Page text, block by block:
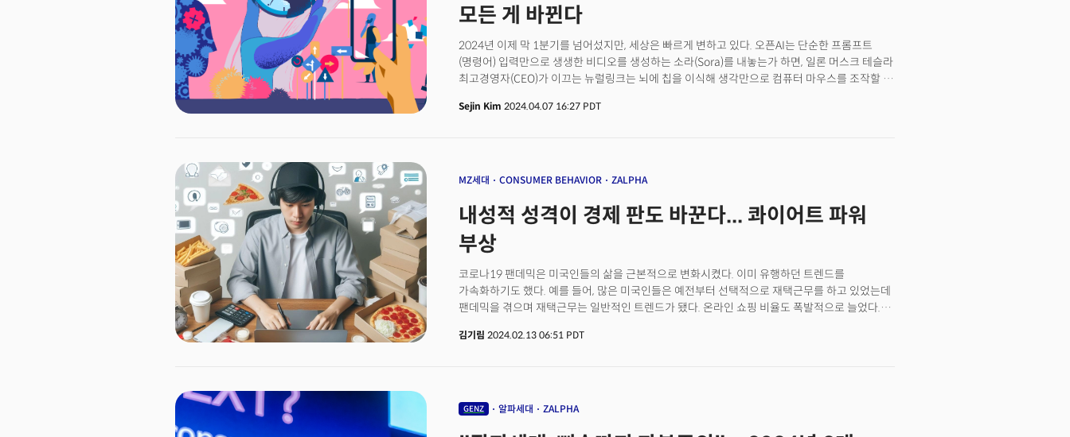
모든 게 바뀐다
2024년 이제 막 1분기를 넘어섰지만, 세상은 빠르게 변하고 있다. 오픈AI는 단순한 프롬프트
(명령어) 입력만으로 생생한 비디오를 생성하는 소라(Sora)를 내놓는가 하면, 일론 머스크 테슬라
최고경영자(CEO)가 이끄는 뉴럴링크는 뇌에 칩을 이식해 생각만으로 컴퓨터 마우스를 조작할 수
오젬픽, 위고비보다 2배 효과적인 체중조절제 아미크레틴(amycretin)을 시험 중이며, 영국
것이라고 진단했다. 인구변화, 이주, 결혼에 대한 인식의 변화, 기후변화 등이 총체적으로 맞물린
지난 8일부터 16일(현지시각)까지 미국 텍사스 오스틴에서 열린 사우스바이사우스웨스트
(SXSW)2024에서 베인앤컴퍼니(Bain & Company)의 조엘 드 몬트골피어(Joëlle de
Montgolfier) 유통 및 소비자제품 부문 부사장과 레아 존스(Leah Johns) 글로벌소비자연구소
비즈니스모델을 제시했다.
Sejin Kim 2024.04.07 16:27 PDT
MZ세대 CONSUMER BEHAVIOR ZALPHA
내성적 성격이 경제 판도 바꾼다... 콰이어트 파워
부상
코로나19 팬데믹은 미국인들의 삶을 근본적으로 변화시켰다. 이미 유행하던 트렌드를
가속화하기도 했다. 예를 들어, 많은 미국인들은 예전부터 선택적으로 재택근무를 하고 있었는데
팬데믹을 겪으며 재택근무는 일반적인 트렌드가 됐다. 온라인 쇼핑 비율도 폭발적으로 늘었다.
쇼핑 기간인 '블랙 프라이데이'에 온라인 매출은 사상 최대치를 기록했다. 어도비의 마케팅
2022년 대비 5.5% 늘었다. 코로나 팬데믹이 미국에 미친 또 다른 영향은 '내향성 경제(Introvert
김기림 2024.02.13 06:51 PDT
GENZ 알파세대 ZALPHA